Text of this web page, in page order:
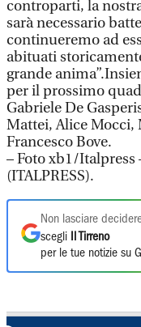
controparti, la
sarà necessario
continueremo ad
abituati
grande
per il prossimo
Gabriele De
Mattei, Alice Mocci,
Francesco Bove.
– Foto xb1/Italpress
(ITALPRESS).
Non lasciare
scegli
Il Tirreno
per le tue notizie su